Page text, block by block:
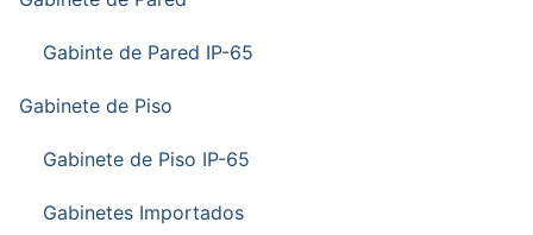
Gabinte de Pared IP-65
Gabinete de Piso
Gabinete de Piso IP-65
Gabinetes Importados